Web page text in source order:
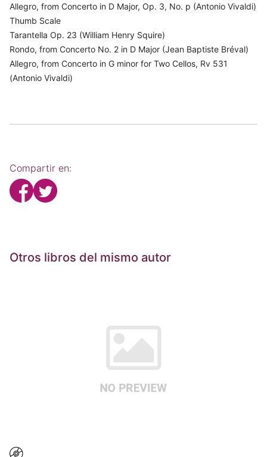
Allegro, from Concerto in D Major, Op. 3, No. p (Antonio Vivaldi)
Thumb Scale
Tarantella Op. 23 (William Henry Squire)
Rondo, from Concerto No. 2 in D Major (Jean Baptiste Bréval)
Allegro, from Concerto in G minor for Two Cellos, Rv 531
(Antonio Vivaldi)
Compartir en:
Otros libros del mismo autor